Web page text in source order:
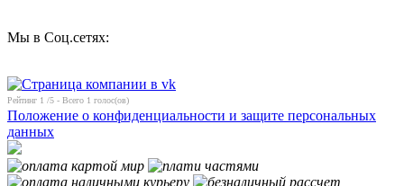
Мы в Соц.сетях:
Рейтинг 1 /5 - Всего 1 голос(ов)
Положение о конфиденциальности и защите персональных
данных